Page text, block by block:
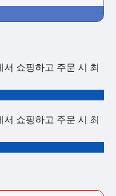
쇼핑하고 주문 시 최
쇼핑하고 주문 시 최